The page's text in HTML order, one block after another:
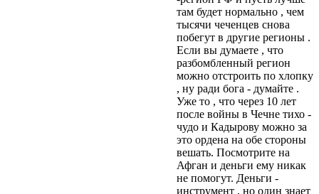
там будет нормально , чем
тысячи чеченцев снова
побегут в другие регионы .
Если вы думаете , что
разбомбленный регион
можно отстроить по хлопку
, ну ради бога - думайте .
Уже то , что через 10 лет
после войны в Чечне тихо -
чудо и Кадырову можно за
это ордена на обе стороны
вешать. Посмотрите на
Афган и деньги ему никак
не помогут. Деньги -
инструмент , но один знает